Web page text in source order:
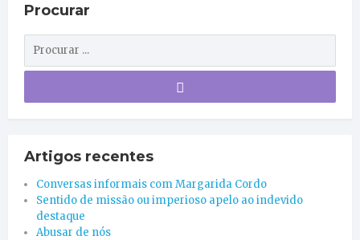
Procurar
Artigos recentes
Conversas informais com Margarida Cordo
Sentido de missão ou imperioso apelo ao indevido
destaque
Abusar de nós